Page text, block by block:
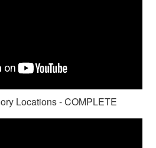
Locations - COMPLETE